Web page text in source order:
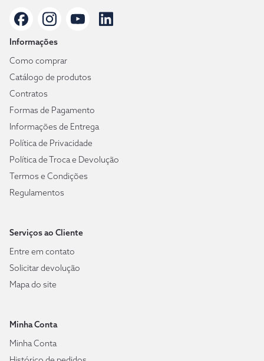
Informações
Como comprar
Catálogo de produtos
Contratos
Formas de Pagamento
Informações de Entrega
Política de Privacidade
Política de Troca e Devolução
Termos e Condições
Regulamentos
Serviços ao Cliente
Entre em contato
Solicitar devolução
Mapa do site
Minha Conta
Minha Conta